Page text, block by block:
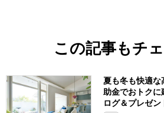
この記事もチ
夏も冬も快適な
助金でおトク
ログ＆プレゼン